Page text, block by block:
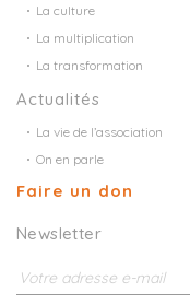
La culture
La multiplication
La transformation
Actualités
La vie de l’association
On en parle
Faire un don
Newsletter